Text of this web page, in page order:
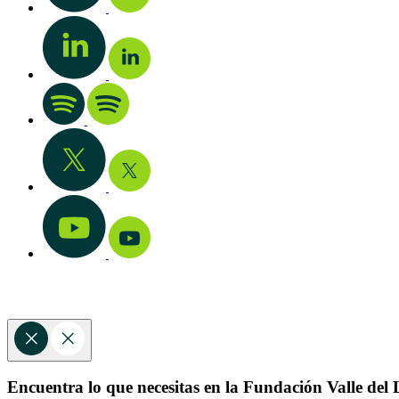
Encuentra lo que necesitas en la Fundación Valle del